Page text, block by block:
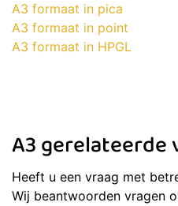
A3 formaat in pica
A3 formaat in point
A3 formaat in HPGL
A3 gerelateerde
Heeft u een vraag met
Wij beantwoorden vragen